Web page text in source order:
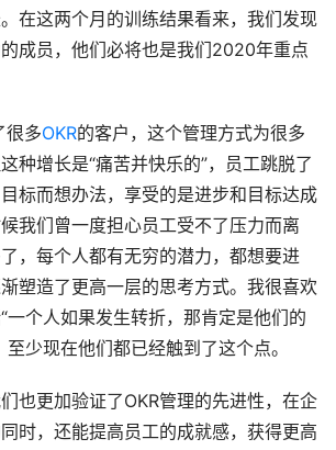
在这两个月的训练结果看来，我们发现
成员，他们必将也是我们2020年重点
很多OKR的客户，这个管理方式为很多
种增长是“痛苦并快乐的”，员工跳脱了
标而想办法，享受的是进步和目标达成
我们曾一度担心员工受不了压力而离
，每个人都有无穷的潜力，都想要进
塑造了更高一层的思考方式。我很喜欢
一个人如果发生转折，那肯定是他们的
少现在他们都已经触到了这个点。
也更加验证了OKR管理的先进性，在企
时，还能提高员工的成就感，获得更高